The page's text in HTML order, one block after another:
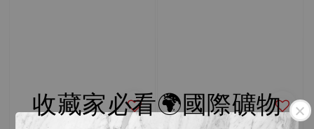
收藏家必看🌍國際礦物